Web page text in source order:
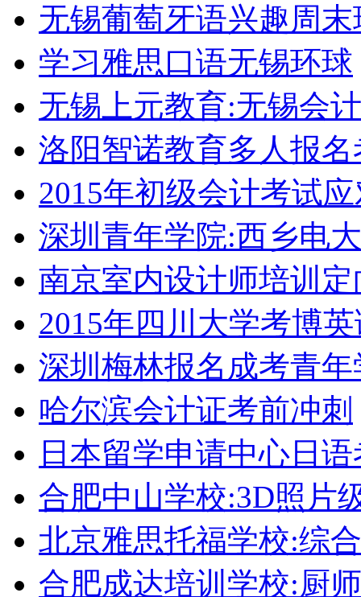
无锡葡萄牙语兴趣周末
学习雅思口语无锡环球
无锡上元教育:无锡会
洛阳智诺教育多人报
2015年初级会计考试
深圳青年学院:西乡电
南京室内设计师培训定
2015年四川大学考博
深圳梅林报名成考青年
哈尔滨会计证考前冲刺
日本留学申请中心日
合肥中山学校:3D照片
北京雅思托福学校:综
合肥成达培训学校:厨